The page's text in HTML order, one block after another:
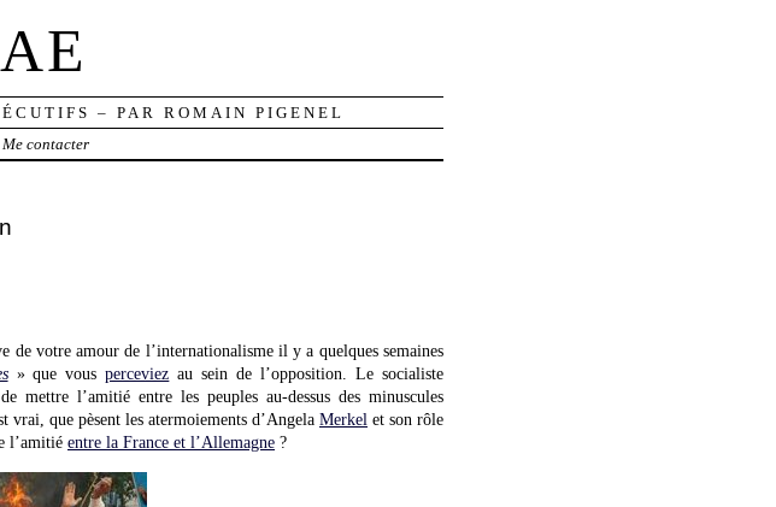
– PAR ROMAIN PIGENEL
Me contacter
votre amour de l’internationalisme il y a quelques semaines
» que vousperceviez au sein de l’opposition. Le socialiste
mettre l’amitié entre les peuples au-dessus des minuscules
vrai, que pèsent les atermoiements d’Angela Merkel et son rôle
l’amitié entre la France et l’Allemagne ?